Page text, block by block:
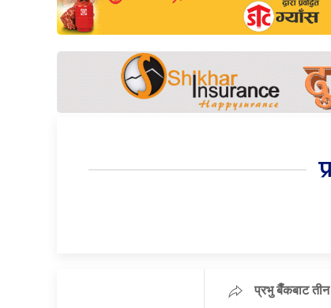
प्रभु बैँकबाट तीन